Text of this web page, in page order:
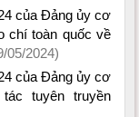
của Đảng ủy cơ
chí toàn quốc về
05/2024)
của Đảng ủy cơ
tuyên truyền